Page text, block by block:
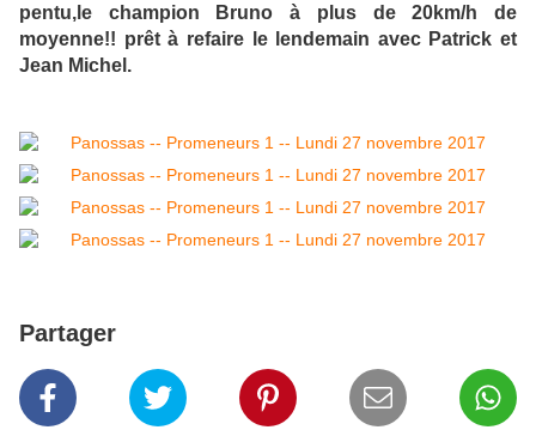
pentu,le champion Bruno à plus de 20km/h de
moyenne!! prêt à refaire le lendemain avec Patrick et
Jean Michel.
Partager